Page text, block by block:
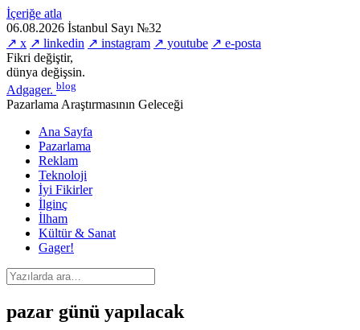
İçeriğe atla
06.08.2026 İstanbul Sayı №32
↗ x ↗ linkedin ↗ instagram ↗ youtube ↗ e-posta
Fikri değiştir,
dünya değişsin.
Adgager. blog
Pazarlama Araştırmasının Geleceği
Ana Sayfa
Pazarlama
Reklam
Teknoloji
İyi Fikirler
İlginç
İlham
Kültür & Sanat
Gager!
pazar günü yapılacak